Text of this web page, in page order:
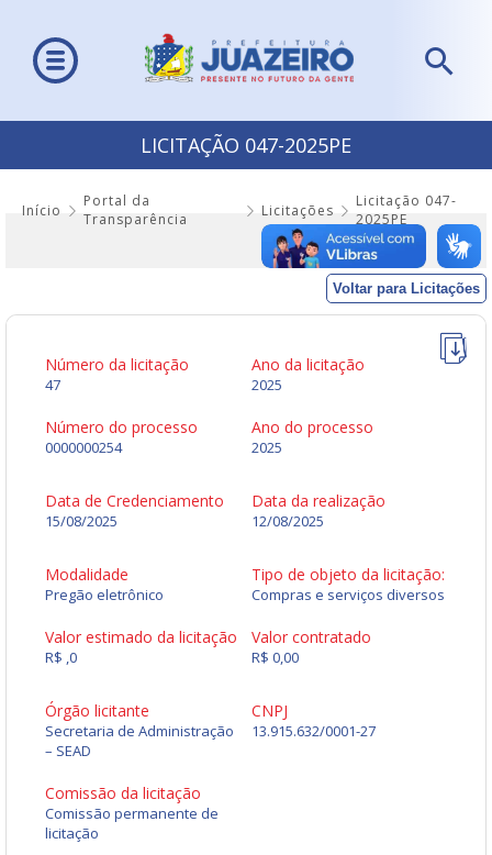
LICITAÇÃO 047-2025PE
Início
Portal da
Transparência
Licitações
Licitação 047-
2025PE
Voltar para Licitações
Número da licitação
47
Ano da licitação
2025
Número do processo
0000000254
Ano do processo
2025
Data de Credenciamento
15/08/2025
Data da realização
12/08/2025
Modalidade
Pregão eletrônico
Tipo de objeto da licitação:
Compras e serviços diversos
Valor estimado da licitação
R$ ,0
Valor contratado
R$ 0,00
Órgão licitante
Secretaria de Administração
– SEAD
CNPJ
13.915.632/0001-27
Comissão da licitação
Comissão permanente de
licitação